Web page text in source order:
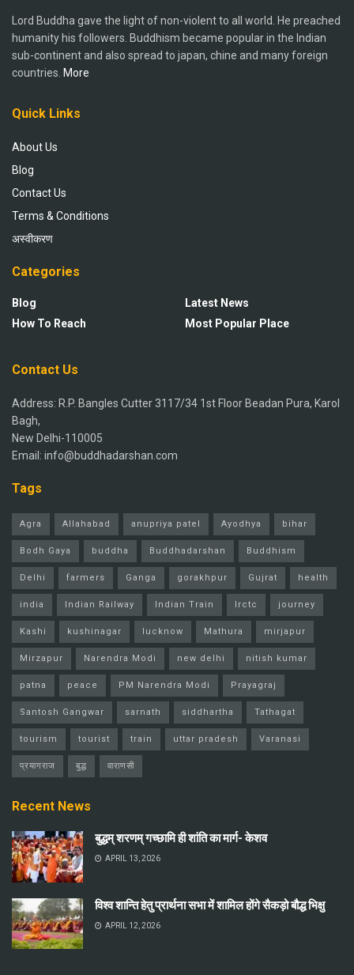
Lord Buddha gave the light of non-violent to all world. He preached
humanity his followers. Buddhism became popular in the Indian
sub-continent and also spread to japan, chine and many foreign
countries. More
Quick Links
About Us
Blog
Contact Us
Terms & Conditions
अस्वीकरण
Categories
Blog
How To Reach
Latest News
Most Popular Place
Contact Us
Address: R.P. Bangles Cutter 3117/34 1st Floor Beadan Pura, Karol
Bagh,
New Delhi-110005
Email: info@buddhadarshan.com
Tags
Agra Allahabad anupriya patel Ayodhya bihar
Bodh Gaya buddha Buddhadarshan Buddhism
Delhi farmers Ganga gorakhpur Gujrat health
india Indian Railway Indian Train Irctc journey
Kashi kushinagar lucknow Mathura mirjapur
Mirzapur Narendra Modi new delhi nitish kumar
patna peace PM Narendra Modi Prayagraj
Santosh Gangwar sarnath siddhartha Tathagat
tourism tourist train uttar pradesh Varanasi
प्रयागराज बुद्ध वाराणसी
Recent News
बुद्धम् शरणम् गच्छामि ही शांति का मार्ग- केशव
APRIL 13, 2026
विश्व शान्ति हेतु प्रार्थना सभा में शामिल होंगे सैकड़ो बौद्ध भिक्षु
APRIL 12, 2026